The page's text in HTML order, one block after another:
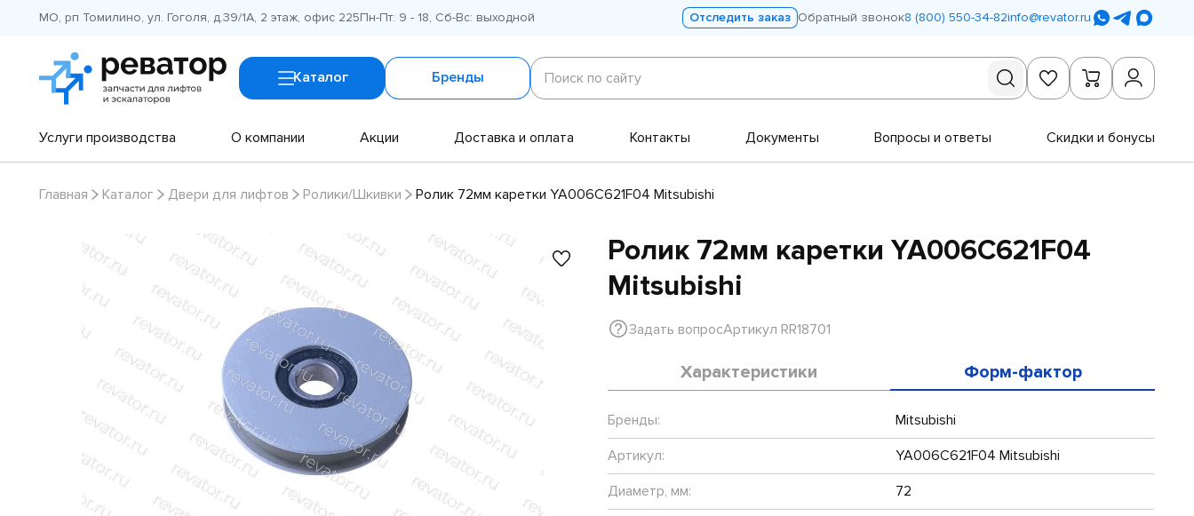
МО, рп Томилино, ул. Гоголя, д.39/1А, 2 этаж, офис 225Пн-Пт: 9 - 18, Сб-Вс: выходной Отследить заказ Обратный звонок8 (800) 550-34-82info@revator.ru
Каталог Бренды
Поиск
по
сайту
Поиск по сайту
Услуги производства О компании Акции Доставка и оплата Контакты Документы Вопросы и ответы Скидки и бонусы
Главная Каталог Двери для лифтов Ролики/Шкивки Ролик 72мм каретки YA006C621F04 Mitsubishi
Ролик 72мм каретки YA006C621F04
Mitsubishi
Задать вопросАртикул RR18701
Характеристики Форм-фактор
Бренды:
Mitsubishi
Артикул:
YA006C621F04 Mitsubishi
Диаметр, мм:
72